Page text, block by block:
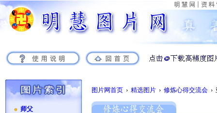
师父
图片网首页 › 精选图片 › 修炼心得交流会 ›